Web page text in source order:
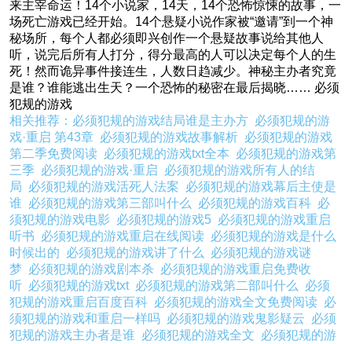
来主宰命运！14个小说家，14天，14个恐怖惊悚的故事，一
场死亡游戏已经开始。14个悬疑小说作家被“邀请”到一个神
秘场所，每个人都必须即兴创作一个悬疑故事说给其他人
听，说完后所有人打分，得分最高的人可以决定每个人的生
死！然而诡异事件接连生，人数日趋减少。神秘主办者究竟
是谁？谁能逃出生天？一个恐怖的秘密在最后揭晓…… 必须
犯规的游戏
相关推荐： 必须犯规的游戏结局谁是主办方 必须犯规的游
戏·重启 第43章 必须犯规的游戏故事解析 必须犯规的游戏
第二季免费阅读 必须犯规的游戏txt全本 必须犯规的游戏第
三季 必须犯规的游戏·重启 必须犯规的游戏所有人的结
局 必须犯规的游戏活死人法案 必须犯规的游戏幕后主使是
谁 必须犯规的游戏第三部叫什么 必须犯规的游戏百科 必
须犯规的游戏电影 必须犯规的游戏5 必须犯规的游戏重启
听书 必须犯规的游戏重启在线阅读 必须犯规的游戏是什么
时候出的 必须犯规的游戏讲了什么 必须犯规的游戏谜
梦 必须犯规的游戏剧本杀 必须犯规的游戏重启免费收
听 必须犯规的游戏txt 必须犯规的游戏第二部叫什么 必须
犯规的游戏重启百度百科 必须犯规的游戏全文免费阅读 必
须犯规的游戏和重启一样吗 必须犯规的游戏鬼影疑云 必须
犯规的游戏主办者是谁 必须犯规的游戏全文 必须犯规的游